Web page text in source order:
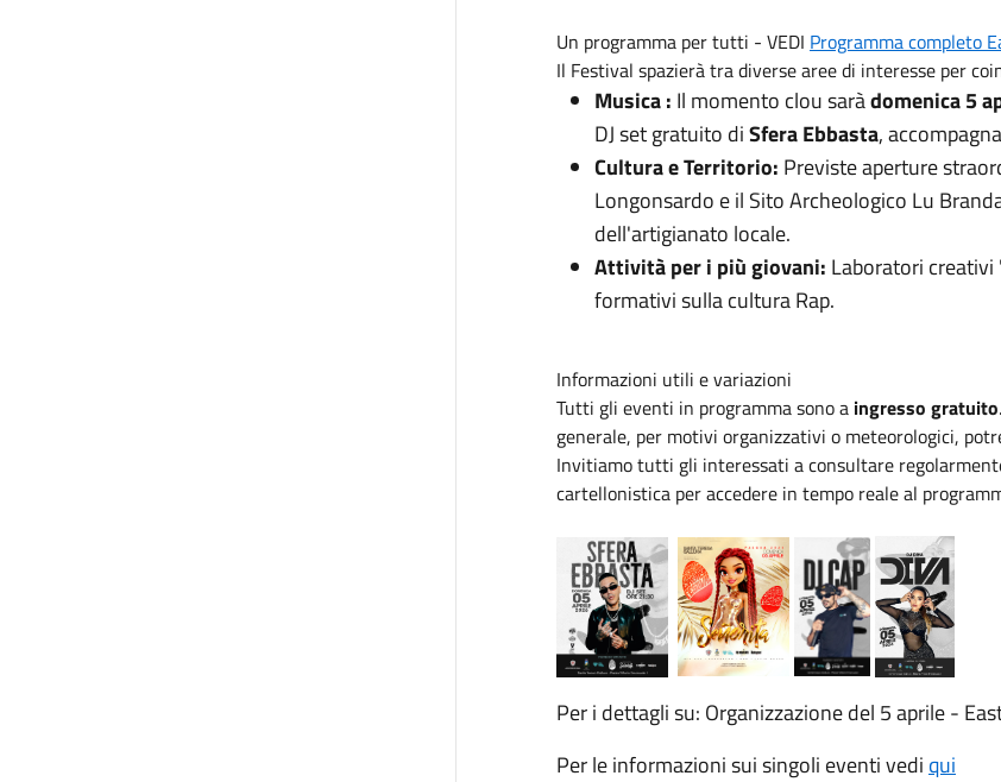
Un programma per tutti - VEDI Programma completo
Il Festival spazierà tra diverse aree di interesse per
Musica : Il momento clou saràdomenica 5
DJ set gratuito diSfera Ebbasta,
Cultura e Territorio: Previste aperture
Longonsardo e il Sito Archeologico Lu
dell'artigianato locale.
Attività per i più giovani: Laboratori
formativi sulla cultura Rap.
Informazioni utili e variazioni
Tutti gli eventi in programma sono a ingresso gratuito
generale, per motivi organizzativi o meteorologici,
Invitiamo tutti gli interessati a consultare
cartellonistica per accedere in tempo reale al
Per i dettagli su: Organizzazione del 5 aprile -
Per le informazioni sui singoli eventi vedi qui